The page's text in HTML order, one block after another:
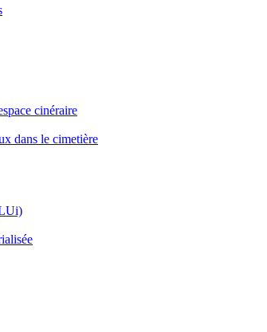
cinéraire
dans le cimetière